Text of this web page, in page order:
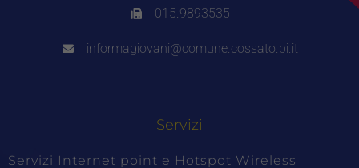
015.9893535
informagiovani@comune.cossato.bi.it
Servizi
Servizi Internet point e Hotspot Wireless